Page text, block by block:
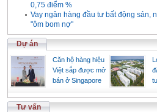
0,75 điểm %
Vay ngân hàng đầu tư bất động sản,
"ôm bom nợ"
Dự án
Căn hộ hàng hiệu
Việt sắp được mở
bán ở Singapore
Tư vấn